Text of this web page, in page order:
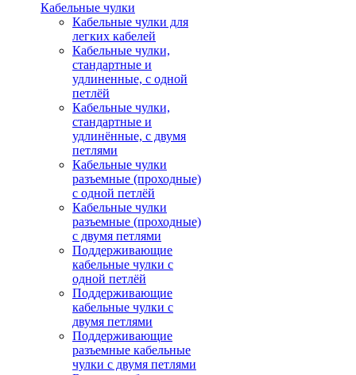
Кабельные чулки
Кабельные чулки для
легких кабелей
Кабельные чулки,
стандартные и
удлиненные, с одной
петлёй
Кабельные чулки,
стандартные и
удлинённые, с двумя
петлями
Кабельные чулки
разъемные (проходные)
с одной петлёй
Кабельные чулки
разъемные (проходные)
с двумя петлями
Поддерживающие
кабельные чулки с
одной петлёй
Поддерживающие
кабельные чулки с
двумя петлями
Поддерживающие
разъемные кабельные
чулки с двумя петлями